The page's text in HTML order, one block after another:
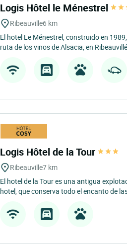
Logis Hôtel le Ménestrel
Ribeauville6 km
El hotel Le Ménestrel, construido en
ruta de los vinos de Alsacia, en
Logis Hôtel de la Tour
Ribeauville7 km
El hotel de la Tour es una antigua
hotel, que conserva todo el encanto de